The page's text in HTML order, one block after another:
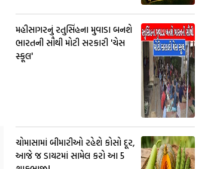
મહીસાગરનું રતુસિંહના મુવાડા બનશે
ભારતની સૌથી મોટી સરકારી 'ચેસ
સ્કૂલ'
ચોમાસામાં બીમારીઓ રહેશે કોસો દૂર,
આજે જ ડાયટમાં સામેલ કરો આ 5